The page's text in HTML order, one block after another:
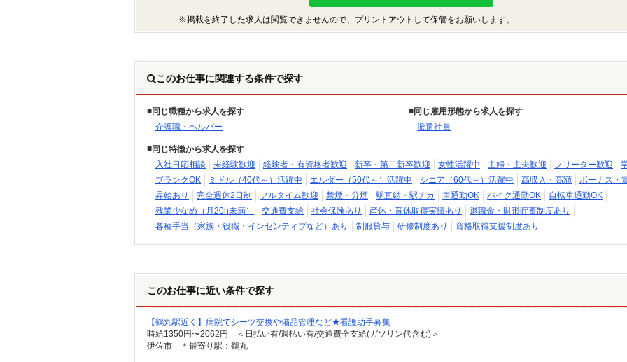
※掲載を終了した求人は閲覧できませんので、プリントアウトして保管をお願いします。
このお仕事に関連する条件で探す
同じ職種から求人を探す
介護職・ヘルパー
同じ雇用形態から求人を探す
派遣社員
同じ特徴から求人を探す
入社日応相談
未経験歓迎 経験者・有資格者歓迎 新卒・第二新卒歓迎 女性活躍中 主婦・主夫歓迎 フリーター歓迎
ブランクOK
ミドル（40代～）活躍中 エルダー（50代～）活躍中 シニア（60代～）活躍中 高収入・高額
ボーナス・
昇給あり
完全週休2日制 フルタイム歓迎 禁煙・分煙 駅直結・駅チカ 車通勤OK バイク通勤OK
自転車通勤OK
残業少なめ（月20h未満）
交通費支給 社会保険あり 産休・育休取得実績あり
退職金・財形貯蓄制度あり
各種手当（家族・役職・インセンティブなど）あり
制服貸与 研修制度あり 資格取得支援制度あり
このお仕事に近い条件で探す
【鶴丸駅近く】病院でシーツ交換や備品管理など★看護助手募集
時給1350円〜2062円 ＜日払い有/週払い有/交通費全支給(ガソリン代含む)＞
伊佐市 ＊最寄り駅：鶴丸